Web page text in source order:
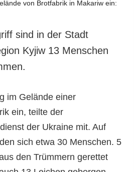
und zum Schutz
LEISTUNGEN
Abonnement
Fotobank
sind in der Stadt
Kyjiw 13 Menschen
im Gelände einer
ein, teilte der
der Ukraine mit. Auf
sich etwa 30 Menschen. 5
den Trümmern gerettet